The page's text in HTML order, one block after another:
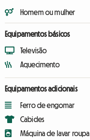
Homem ou mulher
Equipamentos básicos
Televisão
Aquecimento
Equipamentos adicionais
Ferro de engomar
Cabides
Máquina de lavar roupa